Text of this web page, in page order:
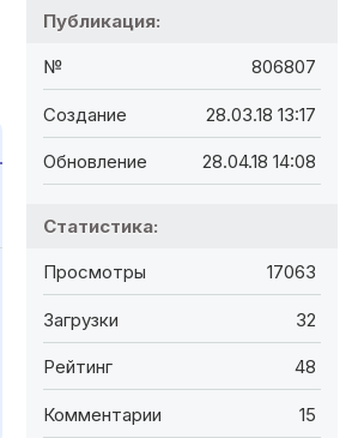
Публикация:
№ 806807
Создание 28.03.18 13:17
Обновление 28.04.18 14:08
Статистика:
Просмотры 17063
Загрузки 32
Рейтинг 48
Комментарии 15